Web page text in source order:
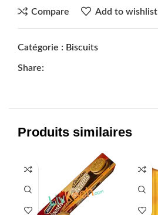
Compare Add to wishlist
Catégorie : Biscuits
Share:
Produits similaires